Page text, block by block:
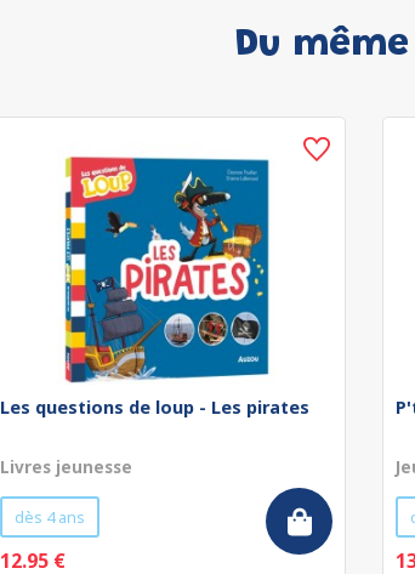
Du
Les questions de loup - Les pirates
Livres jeunesse
dès 4 ans
12.95 €